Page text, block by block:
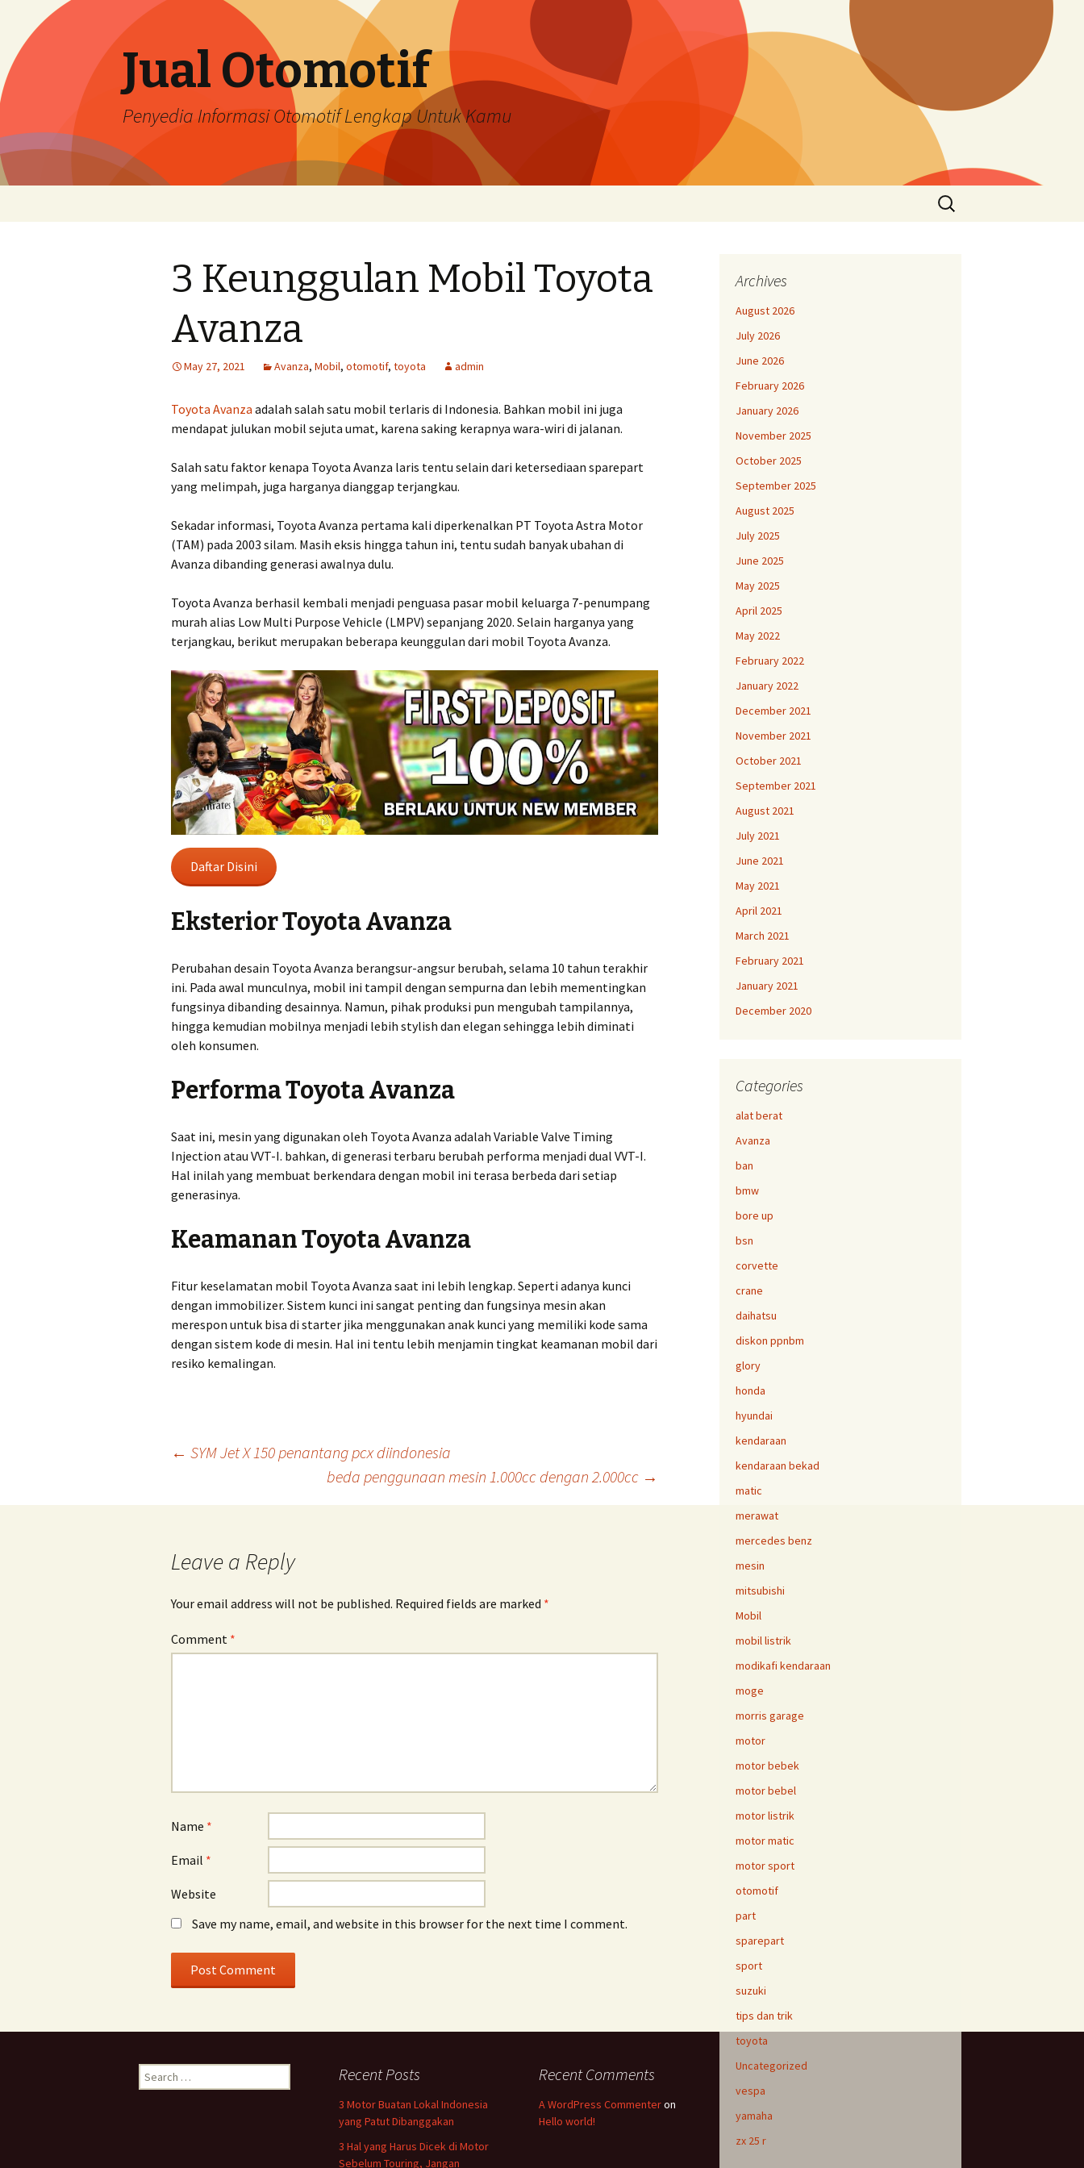
Jual Otomotif
Penyedia Informasi Otomotif Lengkap Untuk Kamu
Search
for:
3 Keunggulan Mobil Toyota
Avanza
May 27, 2021 Avanza, Mobil, otomotif, toyota admin
Toyota Avanza adalah salah satu mobil terlaris di Indonesia. Bahkan mobil ini juga
mendapat julukan mobil sejuta umat, karena saking kerapnya wara-wiri di jalanan.
Salah satu faktor kenapa Toyota Avanza laris tentu selain dari ketersediaan sparepart
yang melimpah, juga harganya dianggap terjangkau.
Sekadar informasi, Toyota Avanza pertama kali diperkenalkan PT Toyota Astra Motor
(TAM) pada 2003 silam. Masih eksis hingga tahun ini, tentu sudah banyak ubahan di
Avanza dibanding generasi awalnya dulu.
Toyota Avanza berhasil kembali menjadi penguasa pasar mobil keluarga 7-penumpang
murah alias Low Multi Purpose Vehicle (LMPV) sepanjang 2020. Selain harganya yang
terjangkau, berikut merupakan beberapa keunggulan dari mobil Toyota Avanza.
Daftar Disini
Eksterior Toyota Avanza
Perubahan desain Toyota Avanza berangsur-angsur berubah, selama 10 tahun terakhir
ini. Pada awal munculnya, mobil ini tampil dengan sempurna dan lebih mementingkan
fungsinya dibanding desainnya. Namun, pihak produksi pun mengubah tampilannya,
hingga kemudian mobilnya menjadi lebih stylish dan elegan sehingga lebih diminati
oleh konsumen.
Performa Toyota Avanza
Saat ini, mesin yang digunakan oleh Toyota Avanza adalah Variable Valve Timing
Injection atau VVT-I. bahkan, di generasi terbaru berubah performa menjadi dual VVT-I.
Hal inilah yang membuat berkendara dengan mobil ini terasa berbeda dari setiap
generasinya.
Keamanan Toyota Avanza
Fitur keselamatan mobil Toyota Avanza saat ini lebih lengkap. Seperti adanya kunci
dengan immobilizer. Sistem kunci ini sangat penting dan fungsinya mesin akan
merespon untuk bisa di starter jika menggunakan anak kunci yang memiliki kode sama
dengan sistem kode di mesin. Hal ini tentu lebih menjamin tingkat keamanan mobil dari
resiko kemalingan.
navigation
← SYM Jet X 150 penantang pcx diindonesia
beda penggunaan mesin 1.000cc dengan 2.000cc →
Leave a Reply
Your email address will not be published. Required fields are marked *
Comment *
Name *
Email *
Website
Save my name, email, and website in this browser for the next time I comment.
Archives
August 2026
July 2026
June 2026
February 2026
January 2026
November 2025
October 2025
September 2025
August 2025
July 2025
June 2025
May 2025
April 2025
May 2022
February 2022
January 2022
December 2021
November 2021
October 2021
September 2021
August 2021
July 2021
June 2021
May 2021
April 2021
March 2021
February 2021
January 2021
December 2020
Categories
alat berat
Avanza
ban
bmw
bore up
bsn
corvette
crane
daihatsu
diskon ppnbm
glory
honda
hyundai
kendaraan
kendaraan bekad
matic
merawat
mercedes benz
mesin
mitsubishi
Mobil
mobil listrik
modikafi kendaraan
moge
morris garage
motor
motor bebek
motor bebel
motor listrik
motor matic
motor sport
otomotif
part
sparepart
sport
suzuki
tips dan trik
toyota
Uncategorized
vespa
yamaha
zx 25 r
Search
for:
Recent Posts
3 Motor Buatan Lokal Indonesia
yang Patut Dibanggakan
3 Hal yang Harus Dicek di Motor
Sebelum Touring, Jangan
Recent Comments
A WordPress Commenteron
Hello world!